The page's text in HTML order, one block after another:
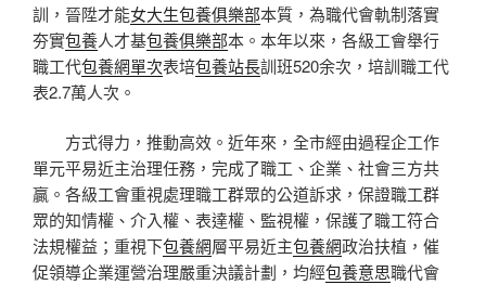
訓，晉陞才能女大生包養俱樂部本質，為職代會軌制落實
夯實包養人才基包養俱樂部本。本年以來，各級工會舉行
職工代包養網單次表培包養站長訓班520余次，培訓職工代
表2.7萬人次。
方式得力，推動高效。近年來，全市經由過程企工作
單元平易近主治理任務，完成了職工、企業、社會三方共
贏。各級工會重視處理職工群眾的公道訴求，保證職工群
眾的知情權、介入權、表達權、監視權，保護了職工符合
法規權益；重視下包養網層平易近主包養網政治扶植，催
促領導企業運營治理嚴重決議計劃，均經包養意思職代會